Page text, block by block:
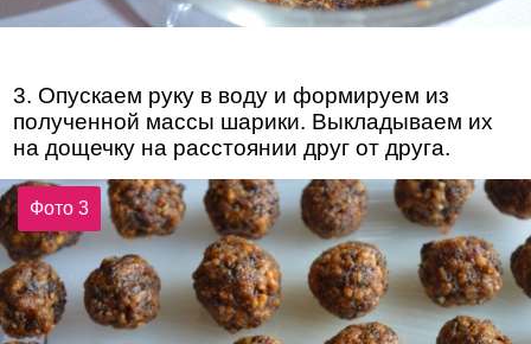
3. Опускаем руку в воду и формируем из
полученной массы шарики. Выкладываем их
на дощечку на расстоянии друг от друга.
Фото 3